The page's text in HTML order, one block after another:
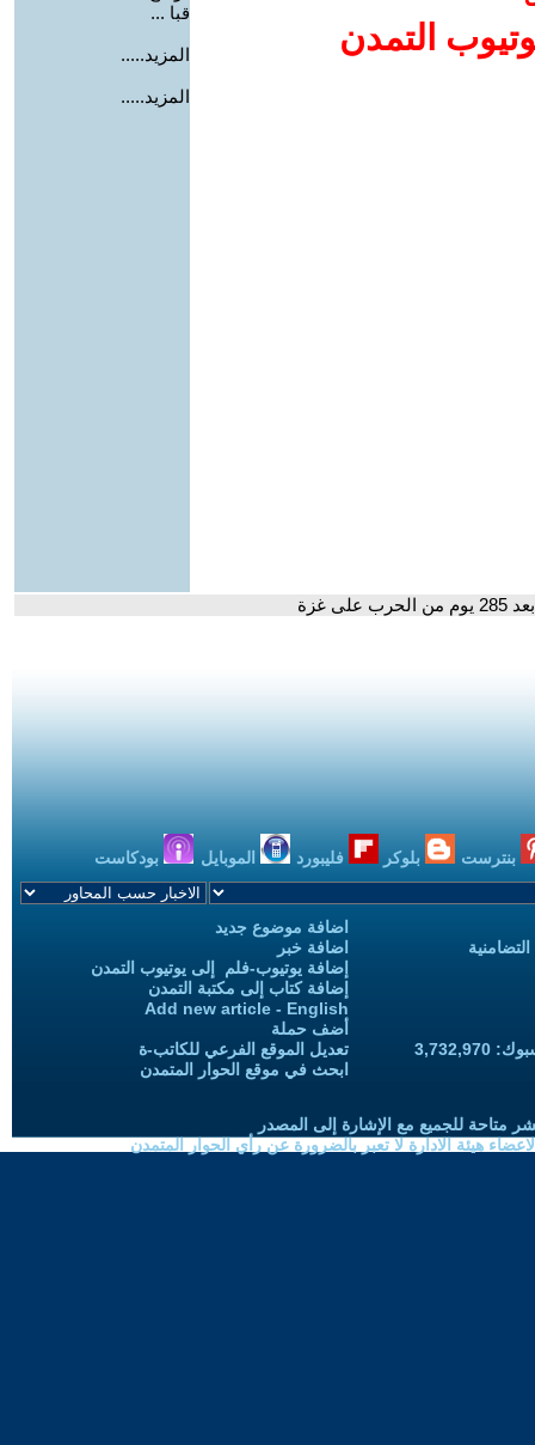
التمدن
قبا ...
المزيد.....
المزيد.....
غزة
بنترست بلوكر فليبورد الموبايل بودكاست
اضافة موضوع جديد
اضافة خبر
إضافة يوتيوب-فلم إلى يوتيوب التمدن
إضافة كتاب إلى مكتبة التمدن
Add new article - English
أضف حملة
تعديل الموقع الفرعي للكاتب-ة
ابحث في موقع الحوار المتمدن
متاحة للجميع مع الإشارة إلى المصدر
هيئة الادارة لا تعبر بالضرورة عن رأي الحوار المتمدن